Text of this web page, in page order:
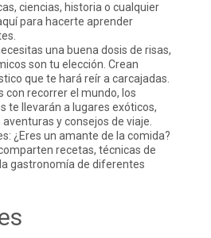
ciencias, historia o cualquier
para hacerte aprender
una buena dosis de risas,
son tu elección. Crean
que te hará reír a carcajadas.
con recorrer el mundo, los
te llevarán a lugares exóticos,
y consejos de viaje.
¿Eres un amante de la comida?
recetas, técnicas de
gastronomía de diferentes